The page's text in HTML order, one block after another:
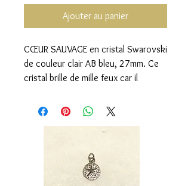
Ajouter au panier
CŒUR SAUVAGE en cristal Swarovski
de couleur clair AB bleu, 27mm. Ce
cristal brille de mille feux car il
COUP DE CŒUR. Pendentif retenu
9.25 et traité anti-ternissure à notre
atelier. Chaîne non comprise.
Chaîne suggérée: